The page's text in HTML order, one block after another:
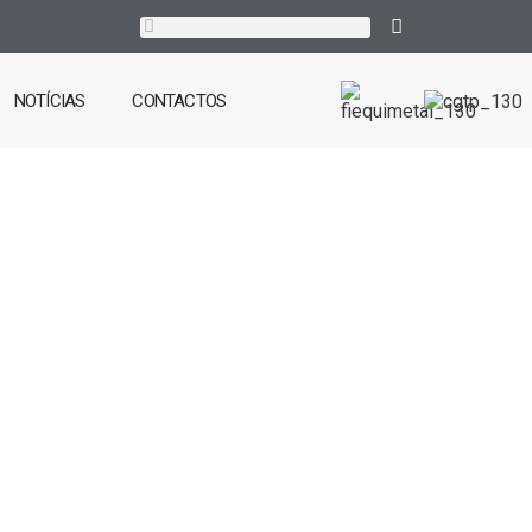
NOTÍCIAS CONTACTOS